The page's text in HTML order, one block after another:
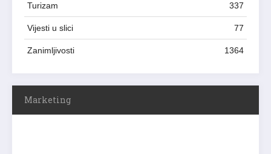
Turizam 337
Vijesti u slici 77
Zanimljivosti 1364
Marketing